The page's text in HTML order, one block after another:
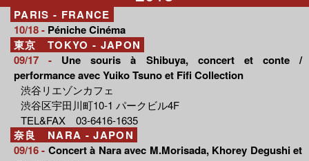
PARIS - FRANCE
10/18 - Péniche Cinéma
東京 TOKYO - JAPON
09/17 - Une souris à Shibuya, concert et conte /
performance avec Yuiko Tsuno et Fifi Collection
渋谷リエゾンカフェ
渋谷区宇田川町10-1 パークビル4F
TEL&FAX 03-6416-1635
奈良 NARA - JAPON
09/16 - Concert à Nara avec M.Morisada, Khorey Degushi et